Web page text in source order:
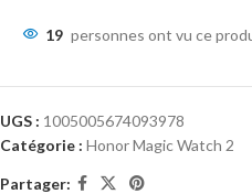
19 personnes ont vu ce
UGS : 1005005674093978
Catégorie : Honor Magic Watch 2
Partager: